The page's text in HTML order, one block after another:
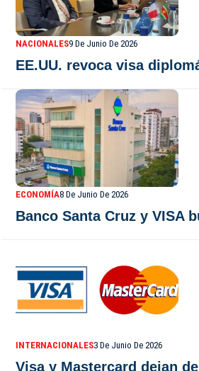
NACIONALES9 De Junio De 2026
EE.UU. revoca visa
ECONOMÍA8 De Junio De 2026
Banco Santa Cruz y VISA
INTERNACIONALES3 De Junio De 2026
Visa y Mastercard dejan